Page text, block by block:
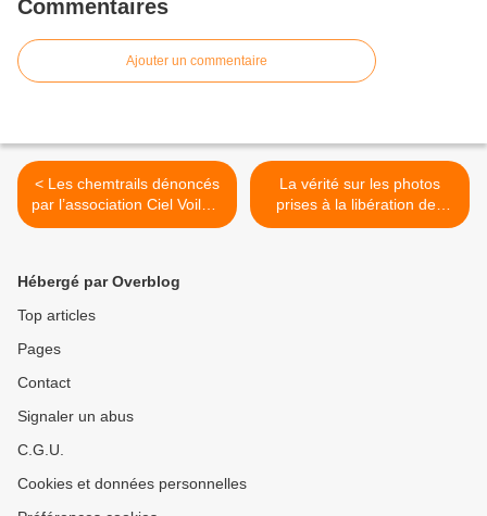
Commentaires
Ajouter un commentaire
< Les chemtrails dénoncés
par l’association Ciel Voilé à
la radio Fly FM - 15
La vérité sur les photos
prises à la libération des
camps. (Docu) [VF] >
Hébergé par Overblog
Top articles
Pages
Contact
Signaler un abus
C.G.U.
Cookies et données personnelles